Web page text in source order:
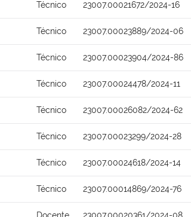
Técnico 23007.00021672/2024-16
Técnico 23007.00023889/2024-06
Técnico 23007.00023904/2024-86
Técnico 23007.00024478/2024-11
Técnico 23007.00026082/2024-62
Técnico 23007.00023299/2024-28
Técnico 23007.00024618/2024-14
Técnico 23007.00014869/2024-76
Docente 23007.00020361/2024-08